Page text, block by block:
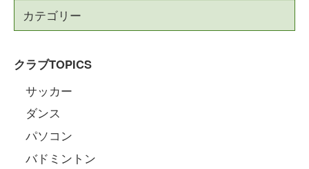
カテゴリー
クラブTOPICS
サッカー
ダンス
パソコン
バドミントン